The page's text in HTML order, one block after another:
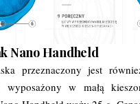
Nano Handheld
przeznaczony jest
wyposażony w małą